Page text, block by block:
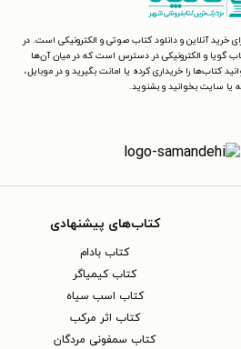
خرید آنلاین و دانلود کتاب صوتی و الکترونیکی است. در
گویا و الکترونیکی در دسترس است که در میان آن‌ها
کتاب‌ها را خریداری کرده یا امانت بگیرید و در موبایل،
یا سایت بخوانید و بشنوید.
کتاب‌های پیشنهادی
کتاب بادام
کتاب کیمیاگر
کتاب اسب سیاه
کتاب اثر مرکب
کتاب سمفونی مردگان